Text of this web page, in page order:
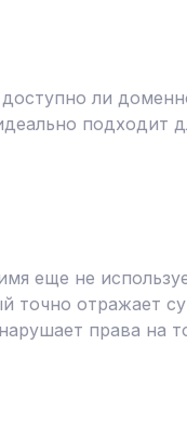
ли
подходит
еще не
точно отражает
права на